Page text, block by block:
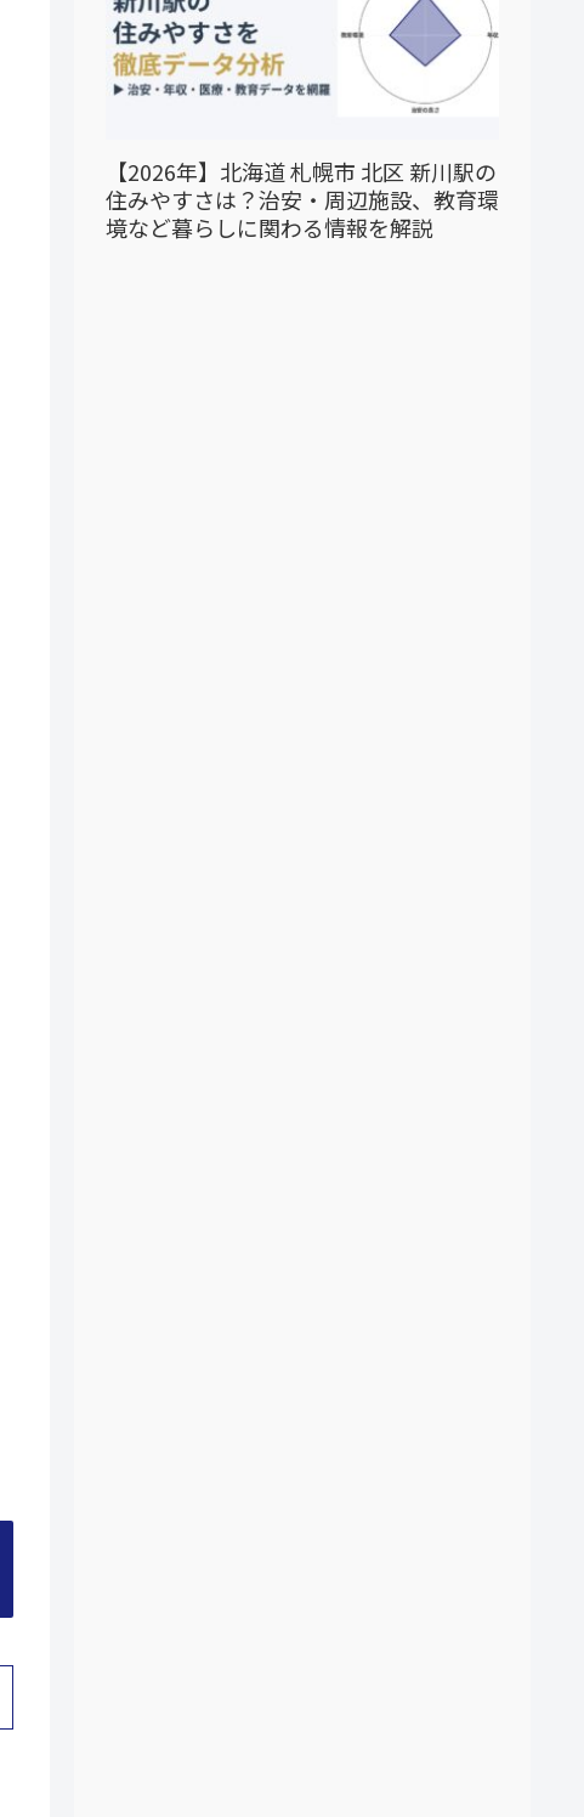
【2026年】北海道 札幌市 北区 新川駅の
住みやすさは？治安・周辺施設、教育環
境など暮らしに関わる情報を解説